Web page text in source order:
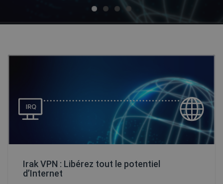
Irak VPN : Libérez tout le potentiel
d’Internet